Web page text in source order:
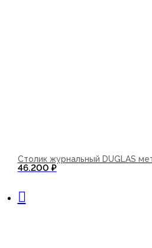
Столик журнальный DUGLAS
46.200 ₽